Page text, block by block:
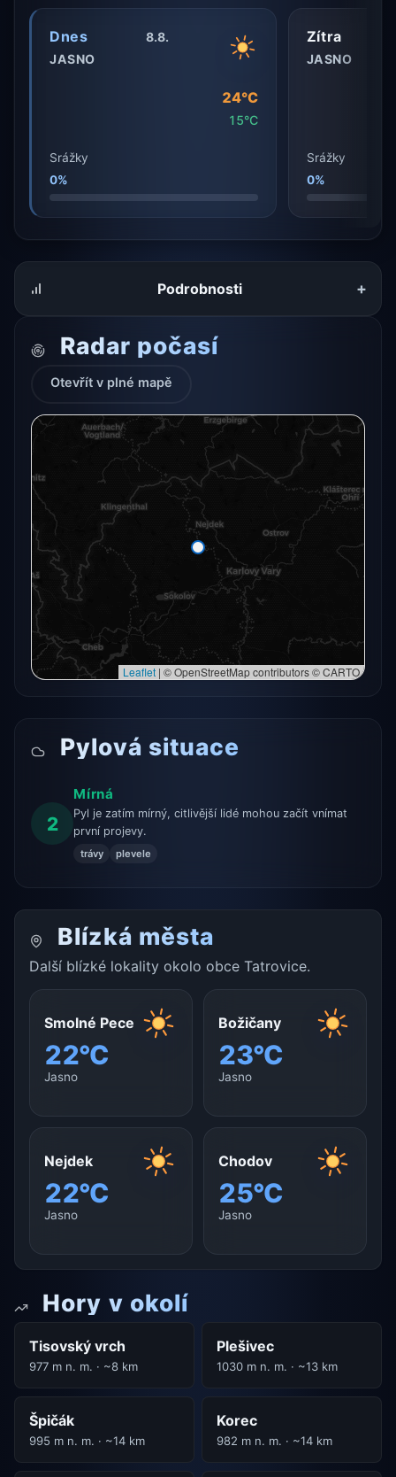
Dnes
8.8.
JASNO
24°C
15°C
Srážky
0%
Zítra
JASNO
Srážky
0%
Podrobnosti +
Radar počasí
Otevřít v plné mapě
Radarový snímek momentálně není dostupný.
Otevřít v plné mapě
Zkusit znovu
Otevřít v plné mapě →
Leaflet | © OpenStreetMap contributors © CARTO
Pylová situace
2
Mírná
Pyl je zatím mírný, citlivější lidé mohou začít vnímat
první projevy.
trávy plevele
Blízká města
Další blízké lokality okolo obce Tatrovice.
Smolné Pece
22°C
Jasno
Božičany
23°C
Jasno
Nejdek
22°C
Jasno
Chodov
25°C
Jasno
Hory v okolí
Tisovský vrch
977 m n. m. · ~8 km
Plešivec
1030 m n. m. · ~13 km
Špičák
995 m n. m. · ~14 km
Korec
982 m n. m. · ~14 km